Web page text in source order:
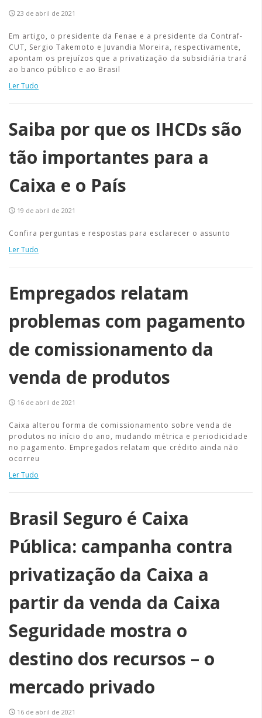
23 de abril de 2021
Em artigo, o presidente da Fenae e a presidente da Contraf-
CUT, Sergio Takemoto e Juvandia Moreira, respectivamente,
apontam os prejuízos que a privatização da subsidiária trará
ao banco público e ao Brasil
Ler Tudo
Saiba por que os IHCDs são
tão importantes para a
Caixa e o País
19 de abril de 2021
Confira perguntas e respostas para esclarecer o assunto
Ler Tudo
Empregados relatam
problemas com pagamento
de comissionamento da
venda de produtos
16 de abril de 2021
Caixa alterou forma de comissionamento sobre venda de
produtos no início do ano, mudando métrica e periodicidade
no pagamento. Empregados relatam que crédito ainda não
ocorreu
Ler Tudo
Brasil Seguro é Caixa
Pública: campanha contra
privatização da Caixa a
partir da venda da Caixa
Seguridade mostra o
destino dos recursos – o
mercado privado
16 de abril de 2021